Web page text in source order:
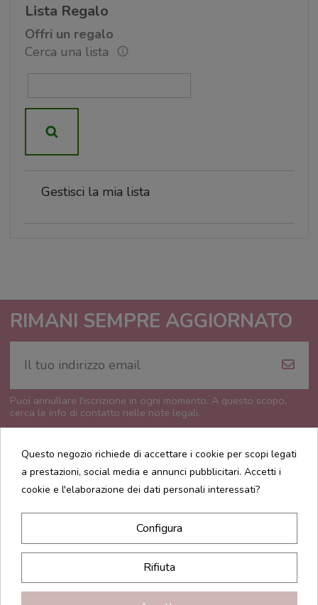
Lista Regalo
Offri un regalo
Cerca una lista
Gestisci la mia lista
RIMANI SEMPRE AGGIORNATO
Puoi annullare l'iscrizione in ogni momento. A questo scopo,
cerca le info di contatto nelle note legali.
CONTATTI
INFORMAZIONI
Questo negozio richiede di accettare i cookie per scopi legati
a prestazioni, social media e annunci pubblicitari. Accetti i
cookie e l'elaborazione dei dati personali interessati?
Configura
Rifiuta